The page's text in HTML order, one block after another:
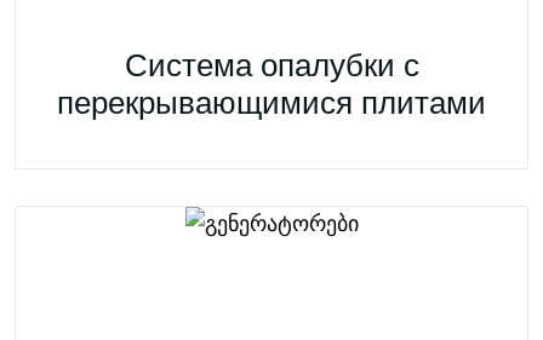
Система опалубки с
перекрывающимися плитами